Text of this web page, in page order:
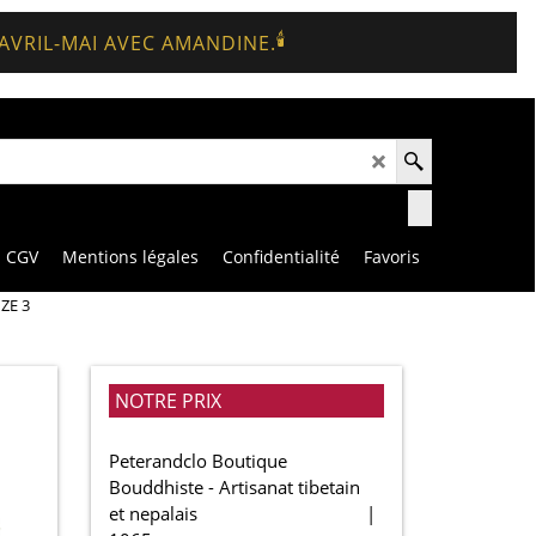
MAI AVEC AMANDINE.🕯️
CGV Mentions légales Confidentialité Favoris
3
NOTRE PRIX
Peterandclo Boutique
Bouddhiste - Artisanat tibetain
et nepalais